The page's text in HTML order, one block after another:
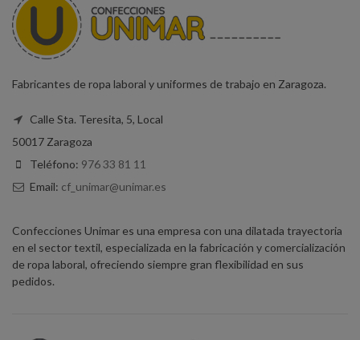
Fabricantes de ropa laboral y uniformes de trabajo en Zaragoza.
Calle Sta. Teresita, 5, Local
50017 Zaragoza
Teléfono: 976 33 81 11
Email: cf_unimar@unimar.es
Confecciones Unimar es una empresa con una dilatada trayectoria
en el sector textil, especializada en la fabricación y comercialización
de ropa laboral, ofreciendo siempre gran flexibilidad en sus
pedidos.